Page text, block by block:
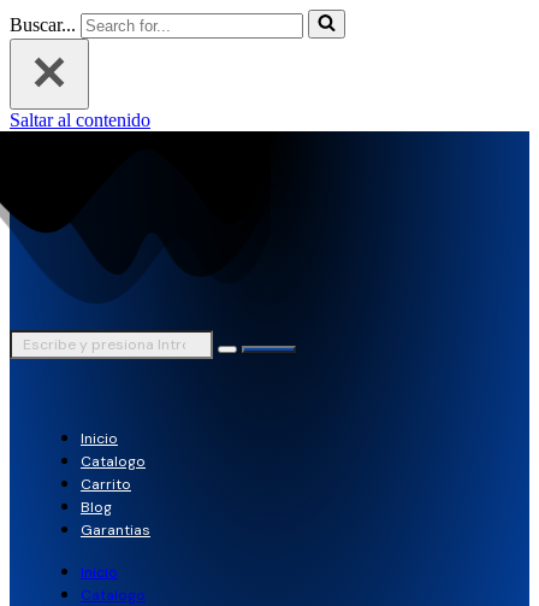
Buscar...
Saltar al contenido
Inicio
Catalogo
Carrito
Blog
Garantias
Inicio
Catalogo